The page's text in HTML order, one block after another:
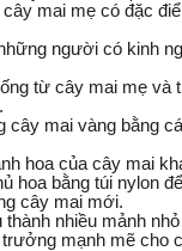
mai mẹ có đặc
người có kinh
từ cây mai mẹ
mai vàng bằng
hoa của cây mai
bằng túi nylon
cây mai mới.
nhiều mảnh
mạnh mẽ cho